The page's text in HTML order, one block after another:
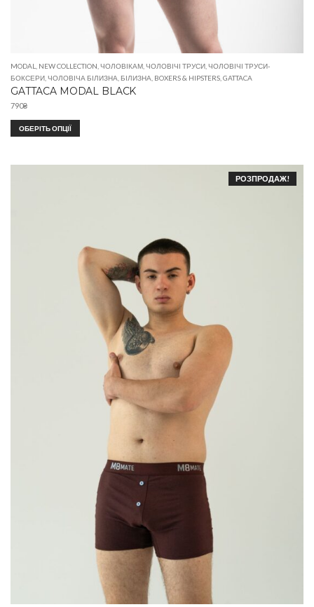
MODAL NEW COLLECTION ЧОЛОВІКАМ ЧОЛОВІЧІ ТРУСИ ЧОЛОВІЧІ ТРУСИ-
БОКСЕРИ ЧОЛОВІЧА БІЛИЗНА БІЛИЗНА BOXERS & HIPSTERS GATTACA
GATTACA MODAL BLACK
790₴
ОБЕРІТЬ ОПЦІЇ
РОЗПРОДАЖ!